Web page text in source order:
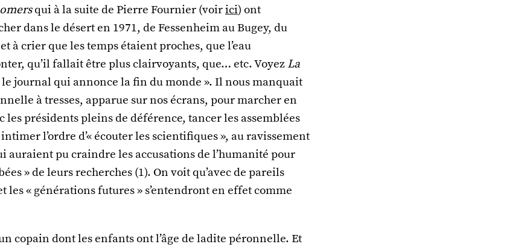
qui à la suite de Pierre Fournier (voirici) ont
dans le désert en 1971, de Fessenheim au Bugey, du
à crier que les temps étaient proches, que l’eau
qu’il fallait être plus clairvoyants, que… etc. VoyezLa
le journal qui annonce la fin du monde ». Il nous manquait
à tresses, apparue sur nos écrans, pour marcher en
les présidents pleins de déférence, tancer les assemblées
l’ordre d’« écouter les scientifiques », au ravissement
auraient pu craindre les accusations de l’humanité pour
» de leurs recherches (1). On voit qu’avec de pareils
les « générations futures » s’entendront en effet comme
copain dont les enfants ont l’âge de ladite péronnelle. Et